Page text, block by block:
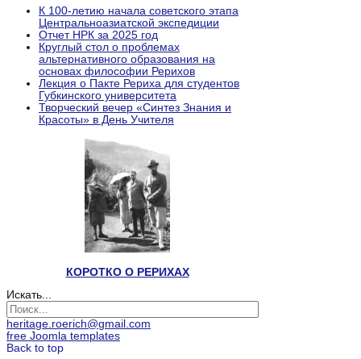
К 100-летию начала советского этапа
Центральноазиатской экспедиции
Отчет НРК за 2025 год
Круглый стол о проблемах
альтернативного образования на
основах философии Рерихов
Лекция о Пакте Рериха для студентов
Губкинского университета
Творческий вечер «Синтез Знания и
Красоты» в День Учителя
КОРОТКО О РЕРИХАХ
Искать...
heritage.roerich@gmail.com
free Joomla templates
Back to top